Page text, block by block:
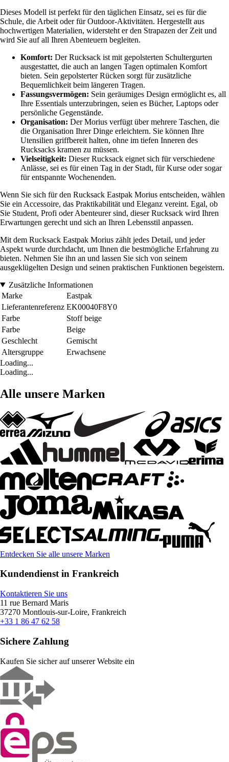
Dieses Modell ist perfekt für den täglichen Einsatz, sei es für die
Schule, die Arbeit oder für Outdoor-Aktivitäten. Hergestellt aus
hochwertigen Materialien, widersteht er den Strapazen der Zeit und
wird Sie auf all Ihren Abenteuern begleiten.
Komfort: Der Rucksack ist mit gepolsterten Schultergurten
ausgestattet, die auch an langen Tagen optimalen Komfort
bieten. Sein gepolsterter Rücken sorgt für zusätzliche
Bequemlichkeit beim längeren Tragen.
Fassungsvermögen: Sein geräumiges Design ermöglicht es, all
Ihre Essentials unterzubringen, seien es Bücher, Laptops oder
persönliche Gegenstände.
Organisation: Der Morius verfügt über mehrere Taschen, die
die Organisation Ihrer Dinge erleichtern. Sie können Ihre
Utensilien griffbereit halten, ohne im tiefen Inneren des
Rucksacks kramen zu müssen.
Vielseitigkeit: Dieser Rucksack eignet sich für verschiedene
Anlässe, sei es für einen Tag in der Stadt, für Kurse oder sogar
für entspannte Wochenenden.
Wenn Sie sich für den Rucksack Eastpak Morius entscheiden, wählen
Sie ein Accessoire, das Praktikabilität und Eleganz vereint. Egal, ob
Sie Student, Profi oder Abenteurer sind, dieser Rucksack wird Ihren
Erwartungen gerecht und sich an Ihren Lebensstil anpassen.
Mit dem Rucksack Eastpak Morius zählt jedes Detail, und jeder
Aspekt wurde durchdacht, um Ihnen die bestmögliche Erfahrung zu
bieten. Nehmen Sie ihn an und lassen Sie sich von seinem
ausgeklügelten Design und seinen praktischen Funktionen begeistern.
Zusätzliche Informationen
Marke
Eastpak
Lieferantenreferenz EK00040F8Y0
Farbe
Stoff beige
Farbe
Beige
Geschlecht
Gemischt
Altersgruppe
Erwachsene
Loading...
Loading...
Alle unsere Marken
Entdecken Sie alle unsere Marken
Kundendienst in Frankreich
Kontaktieren Sie uns
11 rue Bernard Maris
37270 Montlouis-sur-Loire, Frankreich
+33 1 86 47 62 58
Sichere Zahlung
Kaufen Sie sicher auf unserer Website ein